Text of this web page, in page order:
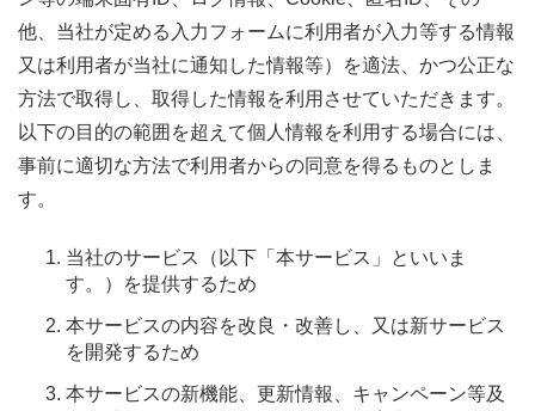
他、当社が定める入力フォームに利用者が入力等する情報
又は利用者が当社に通知した情報等）を適法、かつ公正な
方法で取得し、取得した情報を利用させていただきます。
以下の目的の範囲を超えて個人情報を利用する場合には、
事前に適切な方法で利用者からの同意を得るものとしま
す。
当社のサービス（以下「本サービス」といいま
す。）を提供するため
本サービスの内容を改良・改善し、又は新サービス
を開発するため
本サービスの新機能、更新情報、キャンペーン等及